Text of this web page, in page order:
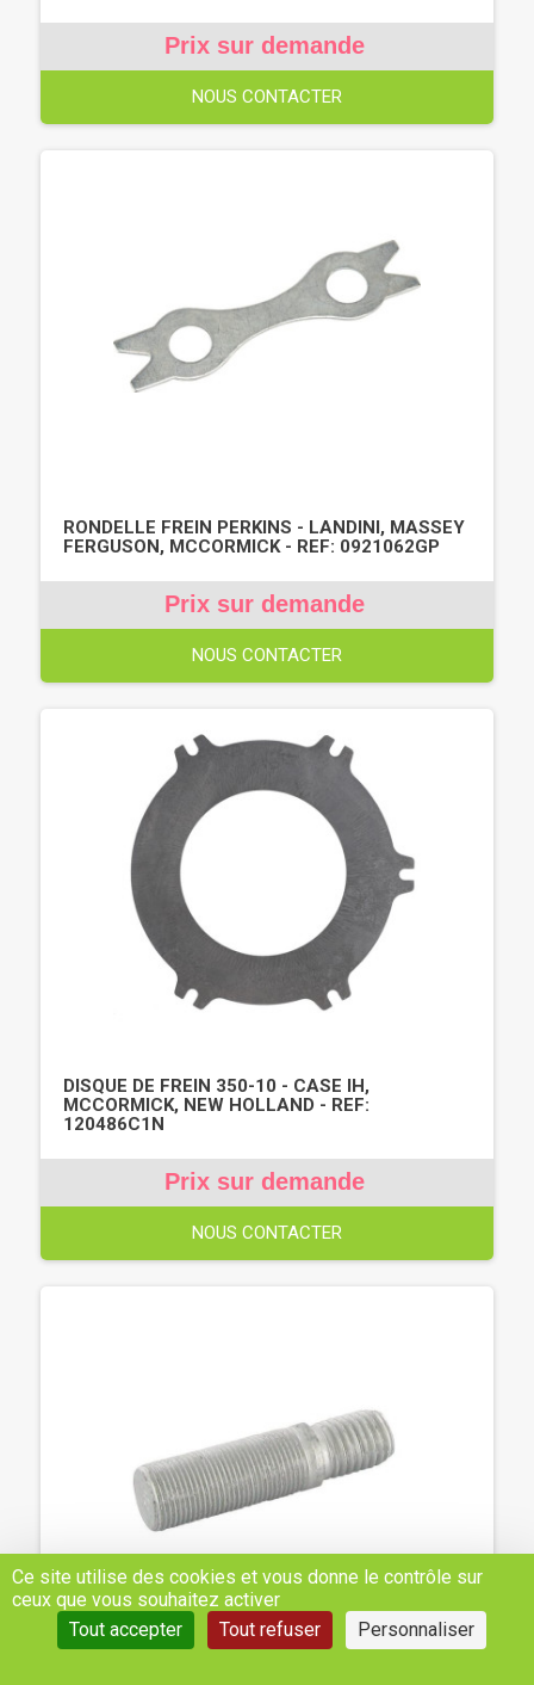
Prix sur demande
NOUS CONTACTER
RONDELLE FREIN PERKINS - LANDINI, MASSEY
FERGUSON, MCCORMICK - REF: 0921062GP
Prix sur demande
NOUS CONTACTER
DISQUE DE FREIN 350-10 - CASE IH,
MCCORMICK, NEW HOLLAND - REF:
120486C1N
Prix sur demande
NOUS CONTACTER
Ce site utilise des cookies et vous donne le contrôle sur
ceux que vous souhaitez activer
Tout accepter
Tout refuser Personnaliser